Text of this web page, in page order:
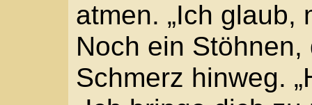
Linderung, seine
Jetzt fiel es ihm
hatte. Die Unruhe